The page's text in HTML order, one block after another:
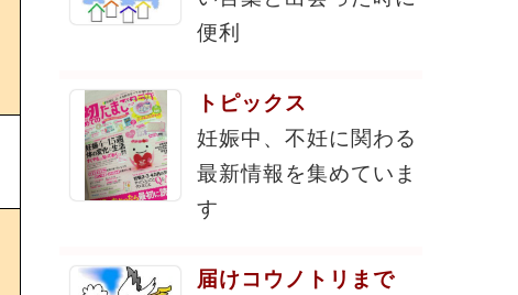
便利
トピックス
妊娠中、不妊に関わる
最新情報を集めていま
す
届けコウノトリまで